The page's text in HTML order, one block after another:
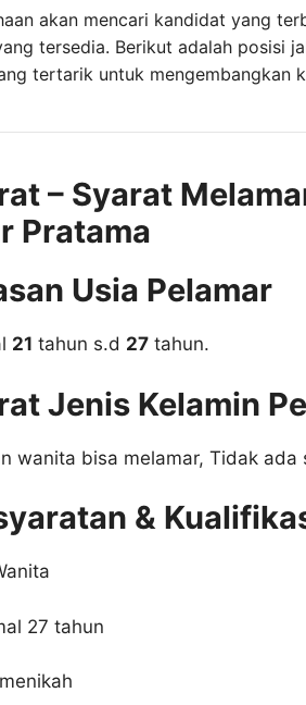
akan mencari kandidat yang
tersedia. Berikut adalah posisi
tertarik untuk mengembangkan
– Syarat
Pratama
Usia Pelamar
21 tahun s.d 27 tahun.
Jenis Kelamin
wanita bisa melamar, Tidak
&
27 tahun